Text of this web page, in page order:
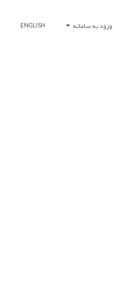
ورود به سامانه ENGLISH